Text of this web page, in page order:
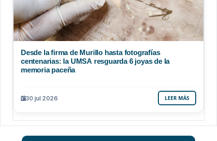
Desde la firma de Murillo hasta fotografías
centenarias: la UMSA resguarda 6 joyas de la
memoria paceña
30 jul 2026 LEER MÁS